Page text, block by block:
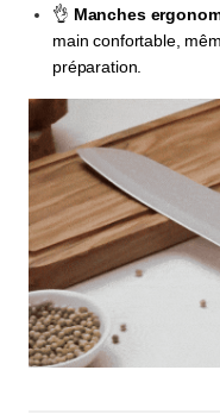
👌 Manches
main confortable,
préparation.